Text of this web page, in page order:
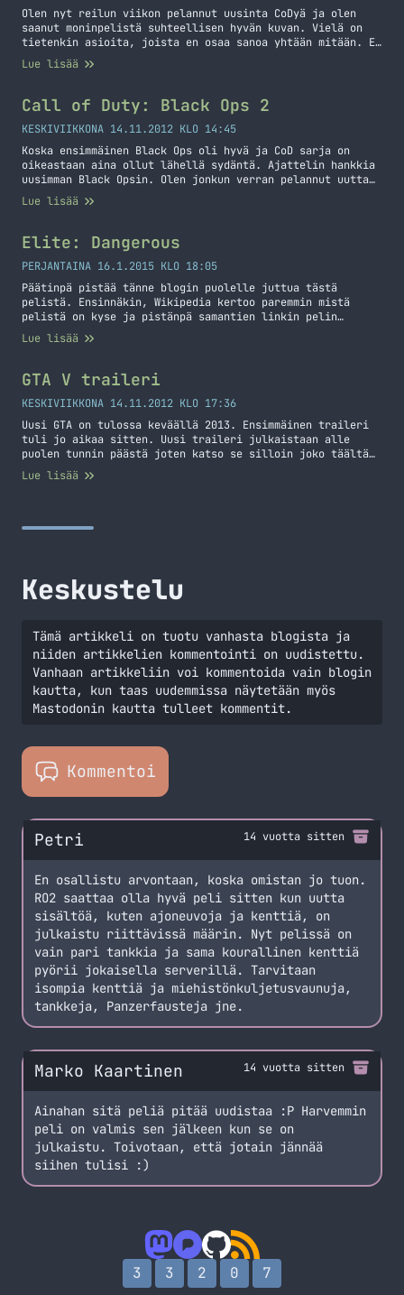
Olen nyt reilun viikon pelannut uusinta CoDyä ja olen
saanut moninpelistä suhteellisen hyvän kuvan. Vielä on
tietenkin asioita, joista en osaa sanoa yhtään mitään. En
ole esimerkiksi lähtenyt vielä Prestigeä hankkimeen
sotilaalleni. Yhden aseen olen jo ”prestannut”, nimittäin
scorestreakkeihin ja moneen muuhun osa-alueeseen.
Aseluokkien tekeminenkin on erilaista,… Jatka lukemista
Call of Duty: Black Ops 2 – Moninpeli
Lue lisää
Call of Duty: Black Ops 2
KESKIVIIKKONA 14.11.2012 KLO 14:45
Koska ensimmäinen Black Ops oli hyvä ja CoD sarja on
oikeastaan aina ollut lähellä sydäntä. Ajattelin hankkia
uusimman Black Opsin. Olen jonkun verran pelannut uutta
Blopsia ja täytyy sanoa, että on ollut aika hauskaa. Olen
koittanut yksinpeliä, zombiemodea ja moninpeliä.
mutta onhan nuo ennenkin tullut kahlattua läpi ja on…
Jatka lukemista Call of Duty: Black Ops 2
Lue lisää
Elite: Dangerous
PERJANTAINA 16.1.2015 KLO 18:05
Päätinpä pistää tänne blogin puolelle juttua tästä
pelistä. Ensinnäkin, Wikipedia kertoo paremmin mistä
pelistä on kyse ja pistänpä samantien linkin pelin
kotisivuillekkin. Elite: Dangerous is a space adventure,
trading, and combat simulator that is the fourth release
player explores a realistic 1:1 scale open world… Jatka
lukemista Elite: Dangerous
Lue lisää
GTA V traileri
KESKIVIIKKONA 14.11.2012 KLO 17:36
Uusi GTA on tulossa keväällä 2013. Ensimmäinen traileri
tuli jo aikaa sitten. Uusi traileri julkaistaan alle
puolen tunnin päästä joten katso se silloin joko täältä
tai toisaalta (varastin Tonilta tämän videon!)! Tulen
100% varmuudella hankkimaan tämän pelin kunhan se
Lue lisää
Keskustelu
Tämä artikkeli on tuotu vanhasta blogista ja
niiden artikkelien kommentointi on uudistettu.
Vanhaan artikkeliin voi kommentoida vain blogin
kautta, kun taas uudemmissa näytetään myös
Mastodonin kautta tulleet kommentit.
Kommentoi
Petri 14 vuotta sitten
En osallistu arvontaan, koska omistan jo tuon.
RO2 saattaa olla hyvä peli sitten kun uutta
sisältöä, kuten ajoneuvoja ja kenttiä, on
julkaistu riittävissä määrin. Nyt pelissä on
vain pari tankkia ja sama kourallinen kenttiä
pyörii jokaisella serverillä. Tarvitaan
isompia kenttiä ja miehistönkuljetusvaunuja,
tankkeja, Panzerfausteja jne.
Marko Kaartinen 14 vuotta sitten
Ainahan sitä peliä pitää uudistaa :P Harvemmin
peli on valmis sen jälkeen kun se on
julkaistu. Toivotaan, että jotain jännää
siihen tulisi :)
3 3 2 0 7